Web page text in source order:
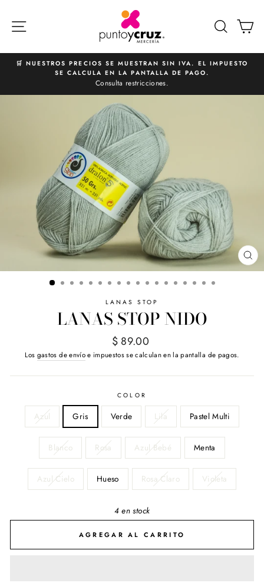
directamente
diapositivas
🛒 NUESTROS PRECIOS SE MUESTRAN SIN IVA. EL IMPUESTO
SE CALCULA EN LA PANTALLA DE PAGO.
Consulta restricciones.
LANAS STOP
LANAS STOP NIDO
Precio
habitual
$ 89.00
Los gastos de envíoe impuestos se calculan en la pantalla de pagos.
COLOR
Azul Gris Verde Lila Pastel Multi
Blanco Rosa Azul Bebé Menta
Azul Cielo Hueso Rosa Claro Violeta
4 en stock
AGREGAR AL CARRITO